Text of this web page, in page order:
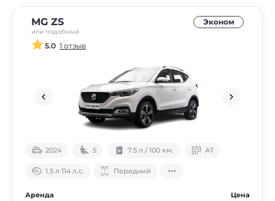
MG ZS
или подобный
Эконом
5.0 1 отзыв
2024 5 7.5 л / 100 км. АТ
1.5 л 114 л.с. Передний
Аренда Цена